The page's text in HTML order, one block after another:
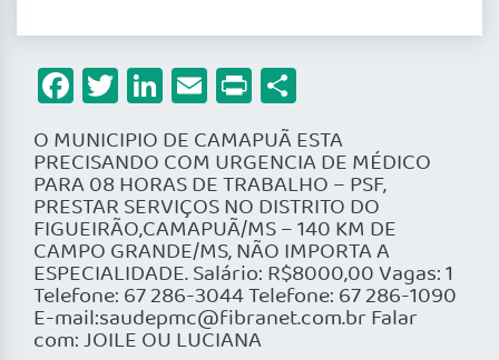
Facebook
Twitter
LinkedIn
Email
Print
O MUNICIPIO DE CAMAPUÃ ESTA
PRECISANDO COM URGENCIA DE MÉDICO
PARA 08 HORAS DE TRABALHO – PSF,
PRESTAR SERVIÇOS NO DISTRITO DO
FIGUEIRÃO,CAMAPUÃ/MS – 140 KM DE
CAMPO GRANDE/MS, NÃO IMPORTA A
ESPECIALIDADE. Salário: R$8000,00 Vagas: 1
Telefone: 67 286-3044 Telefone: 67 286-1090
E-mail:saudepmc@fibranet.com.br Falar
com: JOILE OU LUCIANA